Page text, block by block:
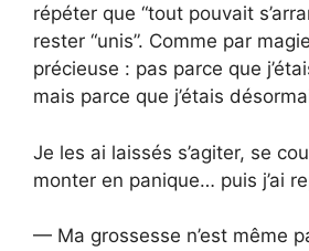
répéter que “tout pouvait
rester “unis”. Comme par
précieuse : pas parce que
mais parce que j’étais
Je les ai laissés s’agiter, se
monter en panique… puis j’ai
— Ma grossesse n’est même